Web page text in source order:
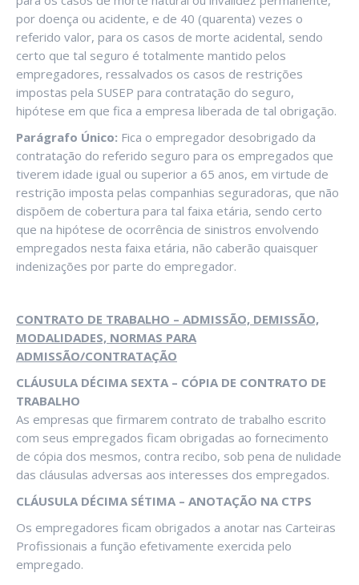
por doença ou acidente, e de 40 (quarenta) vezes o
referido valor, para os casos de morte acidental, sendo
certo que tal seguro é totalmente mantido pelos
empregadores, ressalvados os casos de restrições
impostas pela SUSEP para contratação do seguro,
hipótese em que fica a empresa liberada de tal obrigação.
Parágrafo Único: Fica o empregador desobrigado da
contratação do referido seguro para os empregados que
tiverem idade igual ou superior a 65 anos, em virtude de
restrição imposta pelas companhias seguradoras, que não
dispõem de cobertura para tal faixa etária, sendo certo
que na hipótese de ocorrência de sinistros envolvendo
empregados nesta faixa etária, não caberão quaisquer
indenizações por parte do empregador.
CONTRATO DE TRABALHO – ADMISSÃO, DEMISSÃO,
MODALIDADES, NORMAS PARA
ADMISSÃO/CONTRATAÇÃO
CLÁUSULA DÉCIMA SEXTA – CÓPIA DE CONTRATO DE
TRABALHO
As empresas que firmarem contrato de trabalho escrito
com seus empregados ficam obrigadas ao fornecimento
de cópia dos mesmos, contra recibo, sob pena de nulidade
das cláusulas adversas aos interesses dos empregados.
CLÁUSULA DÉCIMA SÉTIMA – ANOTAÇÃO NA CTPS
Os empregadores ficam obrigados a anotar nas Carteiras
Profissionais a função efetivamente exercida pelo
empregado.